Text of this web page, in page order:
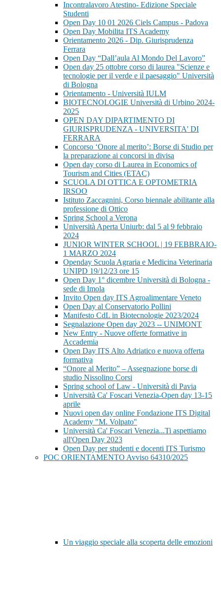
Incontralavoro Atestino- Edizione Speciale
Studenti
Open Day 10 01 2026 Ciels Campus - Padova
Open Day Mobilita ITS Academy
Orientamento 2026 - Dip. Giurisprudenza
Ferrara
Open Day “Dall’aula Al Mondo Del Lavoro”
Open day 25 ottobre corso di laurea "Scienze e
tecnologie per il verde e il paesaggio" Università
di Bologna
Orientamento - Università IULM
BIOTECNOLOGIE Università di Urbino 2024-
2025
OPEN DAY DIPARTIMENTO DI
GIURISPRUDENZA - UNIVERSITA' DI
FERRARA
Concorso ‘Onore al merito’: Borse di Studio per
la preparazione ai concorsi in divisa
Open day corso di Laurea in Economics of
Tourism and Cities (ETAC)
SCUOLA DI OTTICA E OPTOMETRIA
IRSOO
Istituto Zaccagnini, Corso biennale abilitante alla
professione di Ottico
Spring School a Verona
Università Aperta Uniurb: dal 5 al 9 febbraio
2024
JUNIOR WINTER SCHOOL | 19 FEBBRAIO-
1 MARZO 2024
Openday Scuola Agraria e Medicina Veterinaria
UNIPD 19/12/23 ore 15
Open Day 1° dicembre Università di Bologna -
sede di Imola
Invito Open day ITS Agroalimentare Veneto
Open Day al Conservatorio Pollini
Manifesto CdL in Biotecnologie 2023/2024
Segnalazione Open day 2023 -- UNIMONT
New Entry - Nuove offerte formative in
Accademia
Open Day ITS Alto Adriatico e nuova offerta
formativa
“Onore al Merito” – Assegnazione borse di
studio Nissolino Corsi
Spring school of Law - Università di Pavia
Università Ca' Foscari Venezia-Open day 13-15
aprile
Nuovi open day online Fondazione ITS Digital
Academy "M. Volpato"
Università Ca' Foscari Venezia...Ti aspettiamo
all'Open Day 2023
Open Day per studenti e docenti ITS Turismo
POC ORIENTAMENTO Avviso 64310/2025
Un viaggio speciale alla scoperta delle emozioni